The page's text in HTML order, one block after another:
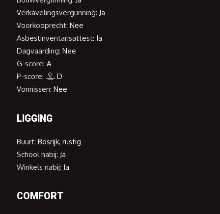
Verkavelingsvergunning: Ja
Voorkooprecht: Nee
Asbestinventarisattest: Ja
Dagvaarding: Nee
G-score: A
P-score:
D
Vonnissen: Nee
LIGGING
Buurt: Bosrijk, rustig
School nabij: Ja
Winkels nabij: Ja
COMFORT